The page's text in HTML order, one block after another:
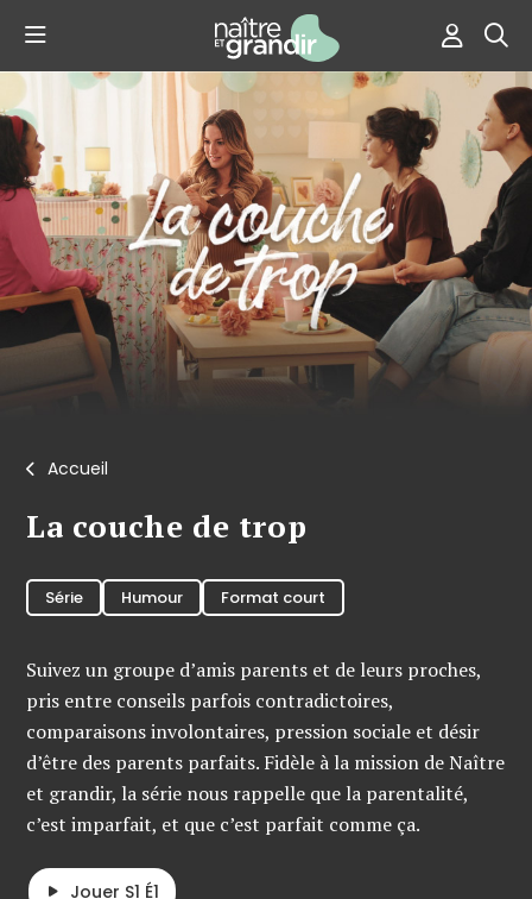
Accueil
La couche de trop
Série Humour Format court
Suivez un groupe d’amis parents et de leurs proches,
pris entre conseils parfois contradictoires,
comparaisons involontaires, pression sociale et désir
d’être des parents parfaits. Fidèle à la mission de Naître
et grandir, la série nous rappelle que la parentalité,
c’est imparfait, et que c’est parfait comme ça.
Jouer S1 É1